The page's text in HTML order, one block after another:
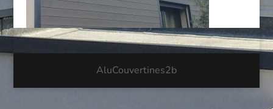
AluCouvertines2b